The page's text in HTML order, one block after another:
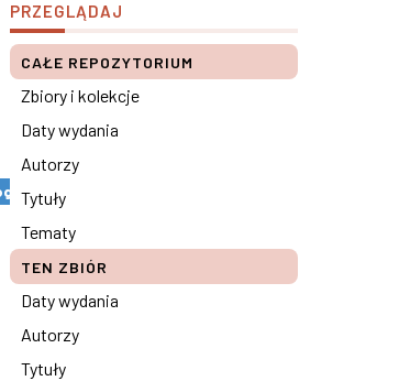
remarks ×
PRZEGLĄDAJ
CAŁE REPOZYTORIUM
Zbiory i kolekcje
Daty wydania
Autorzy
Tytuły
Tematy
TEN ZBIÓR
Daty wydania
Autorzy
Tytuły